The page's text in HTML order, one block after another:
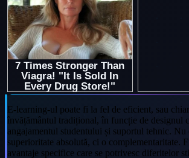
E-learning-ul poate fi la fel de eficient, sau
învățământul tradițional, în funcție de designul
angajamentul studentului și suportul tehnic. Nu
superioritate absolută, ci o complementaritate.
avantaje specifice care se potrivesc diferitelor